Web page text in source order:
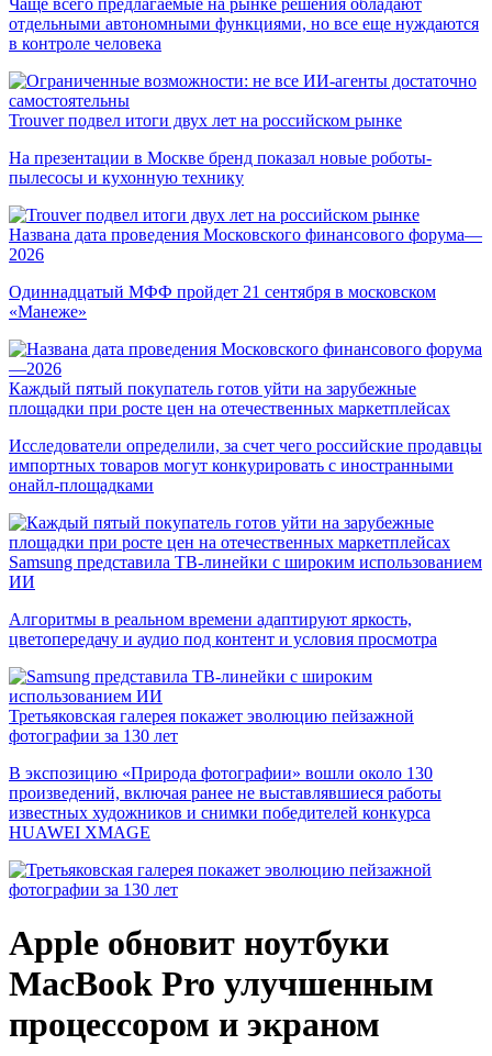
Чаще всего предлагаемые на рынке решения обладают
отдельными автономными функциями, но все еще нуждаются
в контроле человека
Trouver подвел итоги двух лет на российском рынке
На презентации в Москве бренд показал новые роботы-
пылесосы и кухонную технику
Названа дата проведения Московского финансового форума—
2026
Одиннадцатый МФФ пройдет 21 сентября в московском
«Манеже»
Каждый пятый покупатель готов уйти на зарубежные
площадки при росте цен на отечественных маркетплейсах
Исследователи определили, за счет чего российские продавцы
импортных товаров могут конкурировать с иностранными
онайл-площадками
Samsung представила ТВ-линейки с широким использованием
ИИ
Алгоритмы в реальном времени адаптируют яркость,
цветопередачу и аудио под контент и условия просмотра
Третьяковская галерея покажет эволюцию пейзажной
фотографии за 130 лет
В экспозицию «Природа фотографии» вошли около 130
произведений, включая ранее не выставлявшиеся работы
известных художников и снимки победителей конкурса
HUAWEI XMAGE
Apple обновит ноутбуки
MacBook Pro улучшенным
процессором и экраном